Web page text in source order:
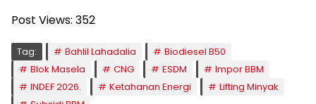
Post Views: 352
Tag: Bahlil Lahadalia
Biodiesel B50
Blok Masela
CNG ESDM
Impor BBM
INDEF 2026.
Ketahanan Energi
Lifting Minyak